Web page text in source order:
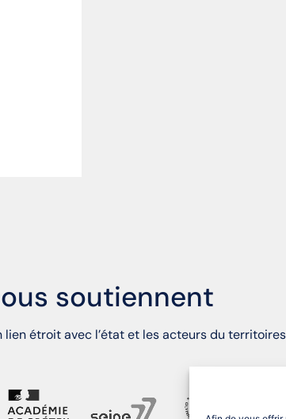
soutiennent
lien étroit avec l’état et les acteurs du